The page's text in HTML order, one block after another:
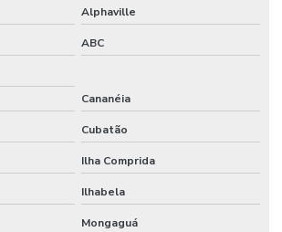
Alphaville
ABC
Cananéia
Cubatão
Ilha Comprida
Ilhabela
Mongaguá